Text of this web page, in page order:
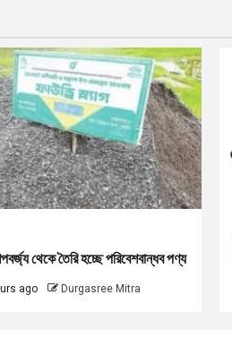
থেকে তৈরি হচ্ছে পরিবেশবান্ধব পণ্য
ago Durgasree Mitra